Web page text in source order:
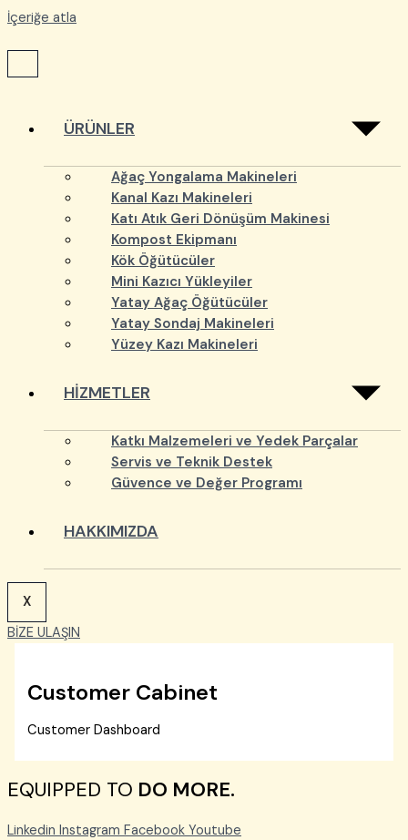
İçeriğe atla
ÜRÜNLER
Ağaç Yongalama Makineleri
Kanal Kazı Makineleri
Katı Atık Geri Dönüşüm Makinesi
Kompost Ekipmanı
Kök Öğütücüler
Mini Kazıcı Yükleyiler
Yatay Ağaç Öğütücüler
Yatay Sondaj Makineleri
Yüzey Kazı Makineleri
HİZMETLER
Katkı Malzemeleri ve Yedek Parçalar
Servis ve Teknik Destek
Güvence ve Değer Programı
HAKKIMIZDA
X
BİZE ULAŞIN
Customer Cabinet
Customer Dashboard
EQUIPPED TO DO MORE.
Linkedin Instagram Facebook Youtube